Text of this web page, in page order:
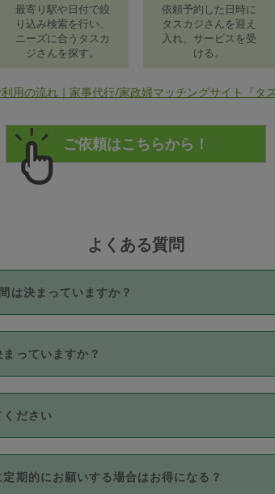
最寄り駅や日付で絞
り込み検索を行い、
ニーズに合うタスカ
ジさんを探す。
依頼予約した日時に
タスカジさんを迎え
入れ、サービスを受
ける。
利用の流れ｜家事代行/家政婦マッチングサイト『タス
よくある質問
は決まっていますか？
固定です。3時間を超えて依頼したい場合は、延
だくには、タスカジさんに事前に相談し、合意
時間を下回っても、値引き等はございません。
っていますか？
からタスカジさん自身が価格を選んで設定して
定には最初は制限があり、レビュー件数、レビ
額が上がっていく仕組みになっています。
ください
ットカード（Visa／Master／JCB／AMERICAN
す。
期的にお願いする場合はお得になる？